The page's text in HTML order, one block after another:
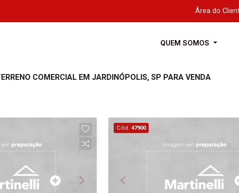
Área do
QUEM SOMOS
COMERCIAL EM JARDINÓPOLIS, SP PARA VENDA
Cód. 47900